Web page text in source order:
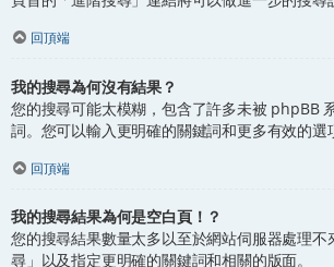
回頂端
我的搜尋為何沒有結果？
您的搜尋可能太模糊，包含了許多未被 phpBB
詞。您可以輸入更明確的關鍵詞和更多有效的選
回頂端
我的搜尋結果為何是空白頁！？
您的搜尋結果數量太多以至於網站伺服器處理不
尋」以及指定更明確的關鍵詞和相關的版面。